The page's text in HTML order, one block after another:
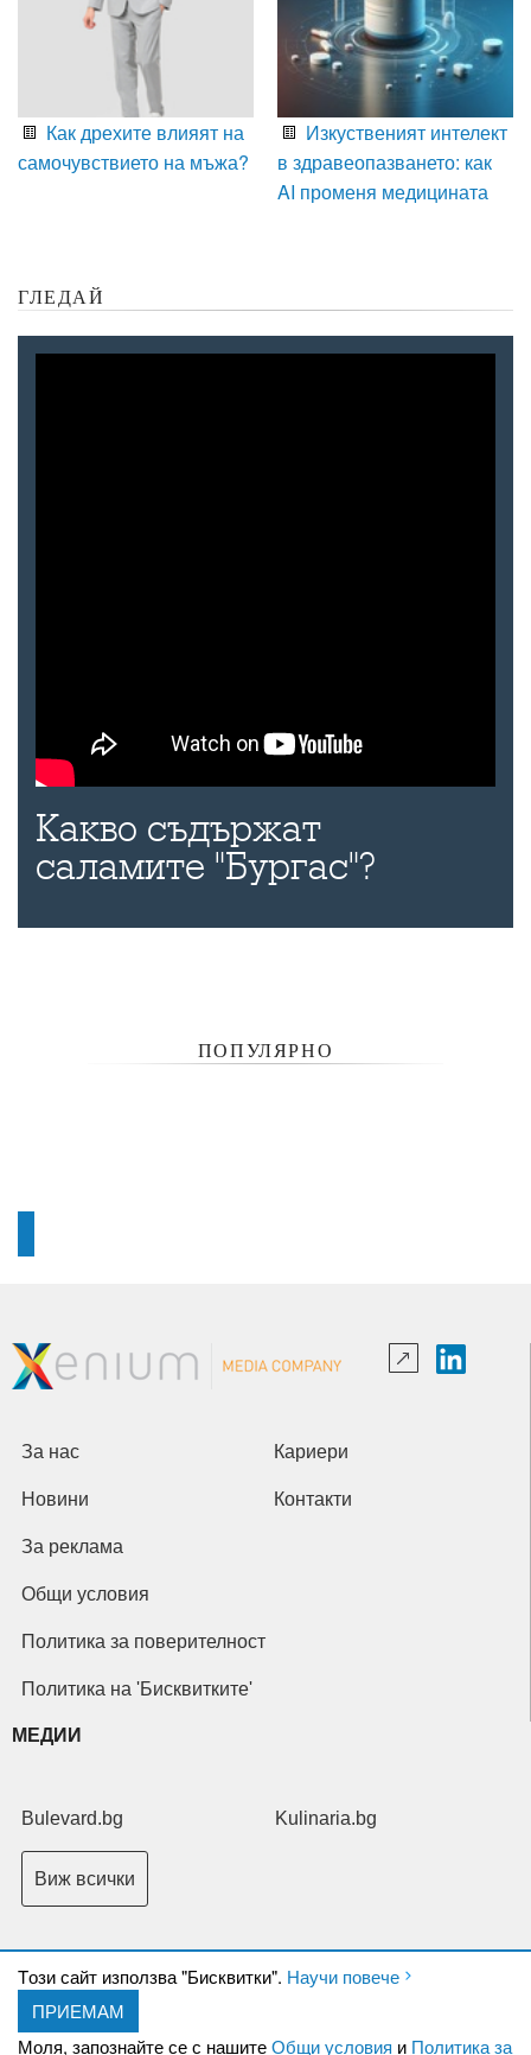
Как дрехите влияят на
самочувствието на мъжа?
Изкуственият интелект
в здравеопазването: как
AI променя медицината
ГЛЕДАЙ
Какво съдържат
саламите "Бургас"?
ПОПУЛЯРНО
Tози сайт използва "Бисквитки". Научи повече
ПРИЕМАМ
Моля, запознайте се с нашитеОбщи условия и Политика за
За нас Кариери
Новини Контакти
За реклама
Общи условия
Политика за поверителност
Политика на 'Бисквитките'
МЕДИИ
Bulevard.bg Kulinaria.bg
Виж всички
Copyright © 2026 Ксениум ООД. Всички права запазени.